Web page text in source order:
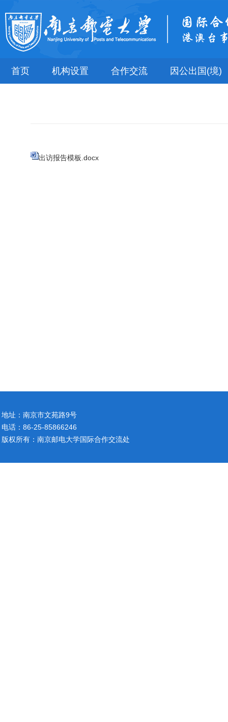
首页 机构设置 合作交流 因公出国(境)
出访报告模板.docx
地址：南京市文苑路9号
电话：86-25-85866246
版权所有：南京邮电大学国际合作交流处